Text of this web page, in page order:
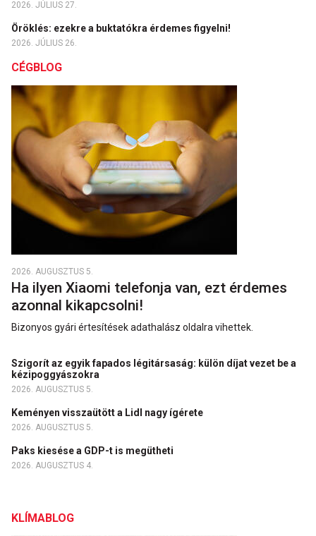
2026. JÚLIUS 27.
Öröklés: ezekre a buktatókra érdemes figyelni!
2026. JÚLIUS 26.
CÉGBLOG
2026. AUGUSZTUS 5.
Ha ilyen Xiaomi telefonja van, ezt érdemes
azonnal kikapcsolni!
Bizonyos gyári értesítések adathalász oldalra vihettek.
Szigorít az egyik fapados légitársaság: külön díjat vezet be a
kézipoggyászokra
2026. AUGUSZTUS 5.
Keményen visszaütött a Lidl nagy ígérete
2026. AUGUSZTUS 5.
Paks kiesése a GDP-t is megütheti
2026. AUGUSZTUS 4.
KLÍMABLOG